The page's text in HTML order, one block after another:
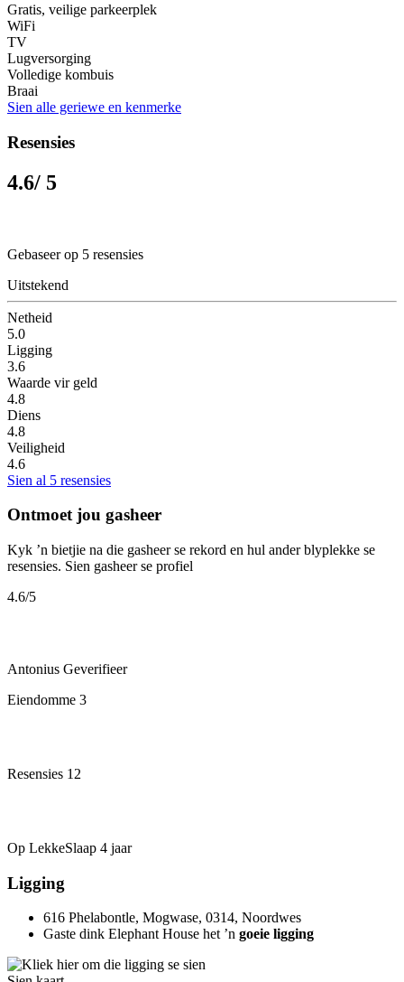
Gratis, veilige parkeerplek
WiFi
TV
Lugversorging
Volledige kombuis
Braai
Sien alle geriewe en kenmerke
Resensies
4.6/ 5
Gebaseer op 5 resensies
Uitstekend
Netheid
5.0
Ligging
3.6
Waarde vir geld
4.8
Diens
4.8
Veiligheid
4.6
Sien al 5 resensies
Ontmoet jou gasheer
Kyk ’n bietjie na die gasheer se rekord en hul ander blyplekke se
resensies. Sien gasheer se profiel
4.6/5
Antonius Geverifieer
Eiendomme 3
Resensies 12
Op LekkeSlaap 4 jaar
Ligging
616 Phelabontle, Mogwase, 0314, Noordwes
Gaste dink Elephant House het ’n goeie ligging